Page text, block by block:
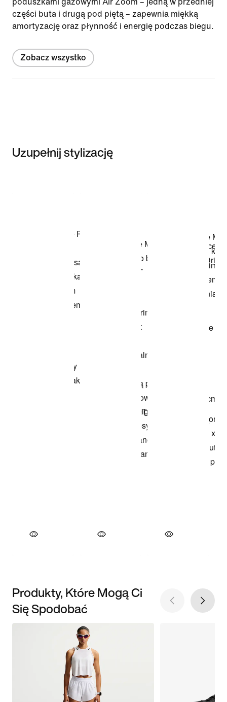
części buta i drugą pod piętą – zapewnia miękką
amortyzację oraz płynność i energię podczas biegu.
Zobacz wszystko
Uzupełnij stylizację
Produkty, Które Mogą Ci
Się Spodobać